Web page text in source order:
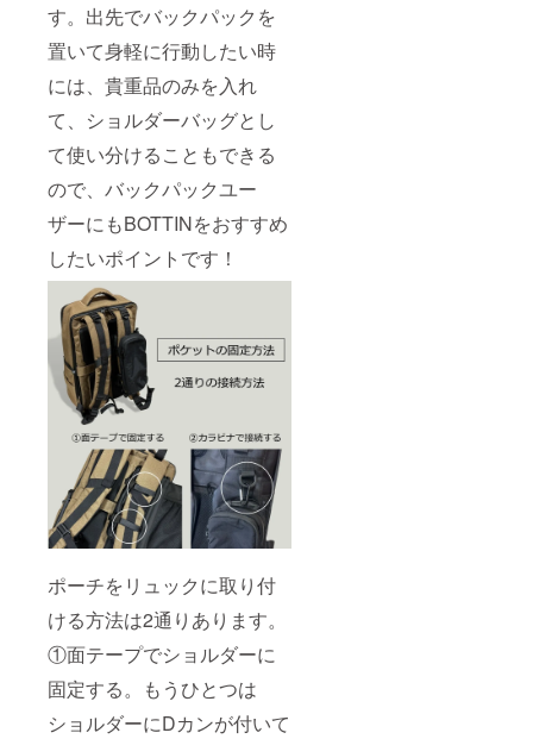
す。出先でバックパックを
置いて身軽に行動したい時
には、貴重品のみを入れ
て、ショルダーバッグとし
て使い分けることもできる
ので、バックパックユー
ザーにもBOTTINをおすすめ
したいポイントです！
ポーチをリュックに取り付
ける方法は2通りあります。
①面テープでショルダーに
固定する。もうひとつは
ショルダーにDカンが付いて